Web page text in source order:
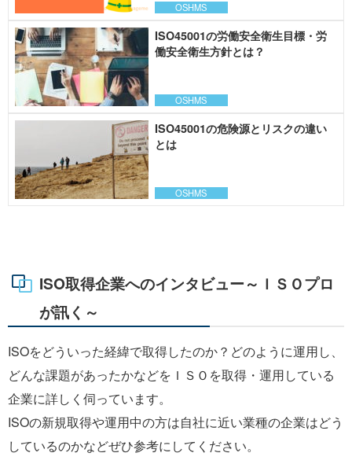
OSHMS
OSHMS
ISO45001の労働安全衛生目標・労
働安全衛生方針とは？
OSHMS
ISO45001の危険源とリスクの違い
とは
ISO取得企業へのインタビュー～ＩＳＯプロ
が訊く～
ISOをどういった経緯で取得したのか？どのように運用し、
どんな課題があったかなどをＩＳＯを取得・運用している
企業に詳しく伺っています。
ISOの新規取得や運用中の方は自社に近い業種の企業はどう
しているのかなどぜひ参考にしてください。